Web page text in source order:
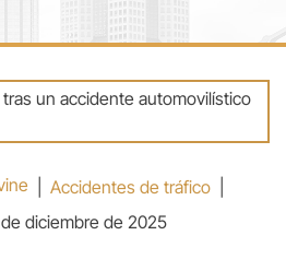
Accidentes de tráfico
diciembre de 2025